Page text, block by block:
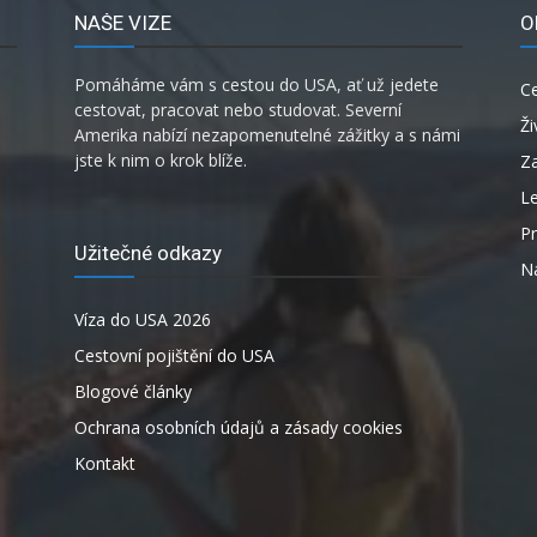
NAŠE VIZE
Pomáháme vám s cestou do USA, ať už jedete
cestovat, pracovat nebo studovat. Severní
Amerika nabízí nezapomenutelné zážitky a s námi
jste k nim o krok blíže.
Užitečné odkazy
Víza do USA 2026
Cestovní pojištění do USA
Blogové články
Ochrana osobních údajů a zásady cookies
Kontakt